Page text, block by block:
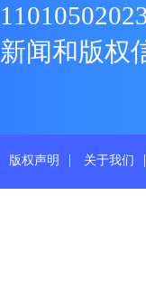
新闻和版权
版权声明 | 关于我们 |